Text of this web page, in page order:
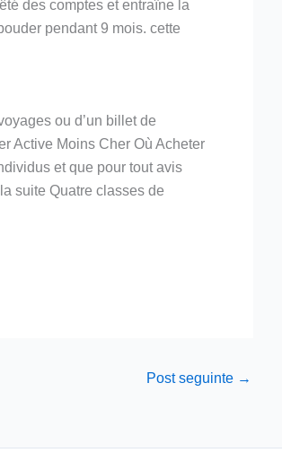
des comptes et entraîne la
pendant 9 mois. cette
ou d’un billet de
Active Moins Cher Où Acheter
et que pour tout avis
suite Quatre classes de
Post seguinte →